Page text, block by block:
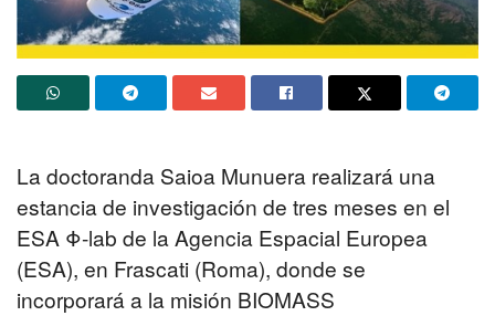
La doctoranda Saioa Munuera realizará una
estancia de investigación de tres meses en el
ESA Φ-lab de la Agencia Espacial Europea
(ESA), en Frascati (Roma), donde se
incorporará a la misión BIOMASS